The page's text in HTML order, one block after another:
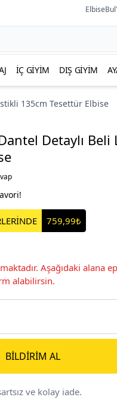
İÇ GIYIM DIŞ GIYIM
135cm Tesettür Elbise
Detaylı Beli
759,99₺
Aşağıdaki alana
alabilirsin.
BILDIRIM AL
ve kolay iade.